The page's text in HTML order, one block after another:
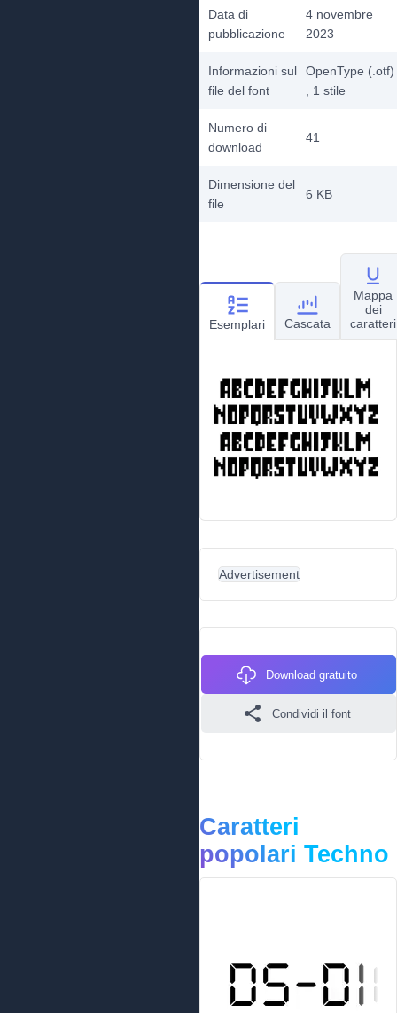
Data di
pubblicazione
4 novembre
2023
Informazioni sul
file del font
OpenType (.otf)
, 1 stile
Numero di
download
41
Dimensione del
file
6 KB
Esemplari Cascata
Mappa
dei
caratteri
Advertisement
Download gratuito
Condividi il font
Caratteri
popolari Techno